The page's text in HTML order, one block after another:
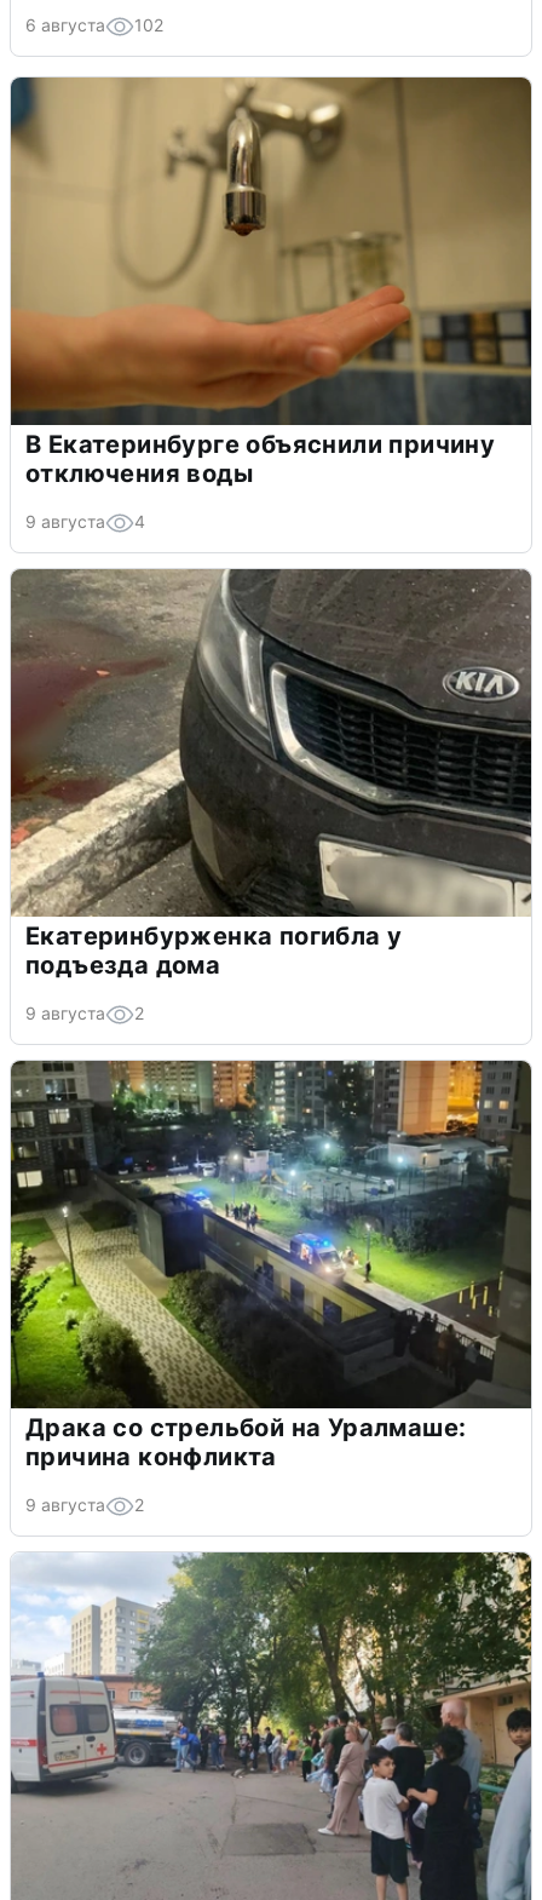
6 августа 102
В Екатеринбурге объяснили причину
отключения воды
9 августа 4
Екатеринбурженка погибла у
подъезда дома
9 августа 2
Драка со стрельбой на Уралмаше:
причина конфликта
9 августа 2